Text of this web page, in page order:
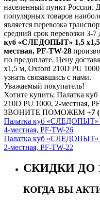
населенный пункт России.
популярных товаров
является перевозка
средний срок перевозки 3-7
куб «СЛЕДОПЫТ» 1,5 х1,5
местная, PF-TW-28
по предоплате. Цену
х1,5 м, Oxford 210D PU
узнать связавшись с нами.
Уважаемый покупатель!
Хотите купить: Палатка
210D PU 1000, 2-местная,
ЗВОНИТЕ ПОМОЖЕМ +7
Палатка куб «СЛЕДОПЫТ»
4-местная, PF-TW-26
Палатка куб «СЛЕДОПЫТ»
2-местная, PF-TW-22
СКИДКИ ДО
КОГДА ВЫ